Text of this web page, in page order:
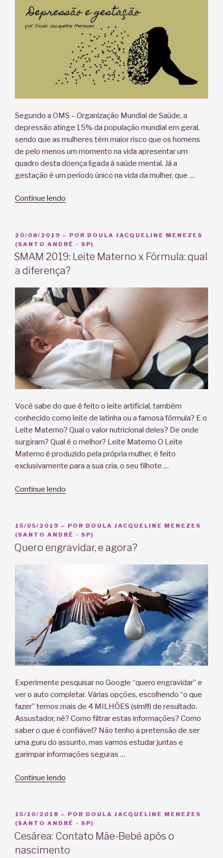
Segundo a OMS – Organização Mundial de Saúde, a
depressão atinge 15% da população mundial em geral,
sendo que as mulheres têm maior risco que os homens
de pelo menos um momento na vida apresentar um
quadro desta doença ligada à saúde mental. Já a
gestação é um período único na vida da mulher, que …
Continue lendo
PUBLICADO
EM
20/08/2019 – POR DOULA JACQUELINE MENEZES
(SANTO ANDRÉ - SP)
SMAM 2019: Leite Materno x Fórmula: qual
a diferença?
Você sabe do que é feito o leite artificial, também
conhecido como leite de latinha ou a famosa fórmula? E o
Leite Materno? Qual o valor nutricional deles? De onde
surgiram? Qual é o melhor? Leite Materno O Leite
Materno é produzido pela própria mulher, é feito
exclusivamente para a sua cria, o seu filhote …
Continue lendo
Materno
x
Fórmula:
PUBLICADO
EM
15/05/2019 – POR DOULA JACQUELINE MENEZES
(SANTO ANDRÉ - SP)
Quero engravidar, e agora?
Experimente pesquisar no Google “quero engravidar” e
ver o auto completar. Várias opções, escolhendo “o que
fazer” temos mais de 4 MILHÕES (sim!!!) de resultado.
Assustador, né? Como filtrar estas informações? Como
saber o que é confiável? Não tenho a pretensão de ser
uma guru do assunto, mas vamos estudar juntas e
garimpar informações seguras …
Continue lendo
agora?”
PUBLICADO
EM
15/10/2018 – POR DOULA JACQUELINE MENEZES
(SANTO ANDRÉ - SP)
Cesárea: Contato Mãe-Bebê após o
nascimento